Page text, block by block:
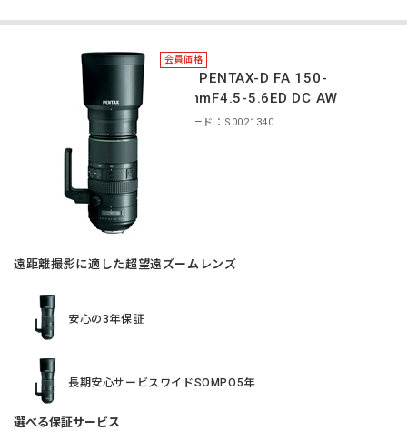
会員価格
＊HD PENTAX-D FA 150-
450mmF4.5-5.6ED DC AW
商品コード：S0021340
遠距離撮影に適した超望遠ズームレンズ
安心の3年保証
長期安心サービスワイドSOMPO5年
選べる保証サービス